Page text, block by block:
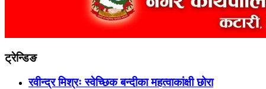
ट्रेन्डिङ
रवीन्द्र मिश्रः स्वेच्छिक बन्दीका महत्वाकांक्षी छोरा